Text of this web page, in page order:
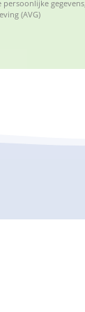
gegevens,
(AVG)